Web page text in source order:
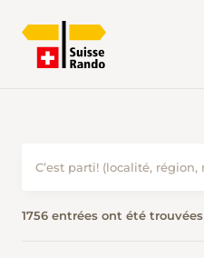
1756 entrées ont été trouvées